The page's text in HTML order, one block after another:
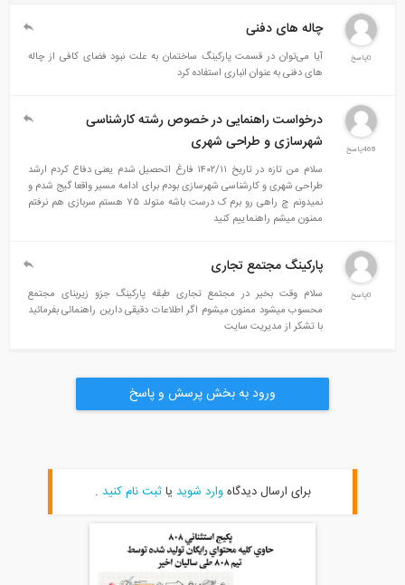
چاله های دفنی
آیا می‌توان در قسمت پارکینگ ساختمان به علت نبود فضای کافی از چاله
های دفنی به عنوان انباری استفاده کرد
468پاسخ
درخواست راهنمایی در خصوص رشته کارشناسی
شهرسازی و طراحی شهری
سلام من تازه در تاریخ ۱۴۰۲/۱۱ فارغ اتحصیل شدم یعنی دفاع کردم ارشد
طراحی شهری و کارشناسی شهرسازی بودم برای ادامه مسیر واقعا گیج شدم و
نمیدونم چ راهی رو برم ک درست باشه متولد ۷۵ هستم سربازی هم نرفتم
ممنون میشم راهنماییم کنید
پارکینگ مجتمع تجاری
سلام وقت بخیر در مجتمع تجاری طبقه پارکینگ جزو زیربنای مجتمع
محسوب میشود ممنون میشوم اگر اطلاعات دقیقی دارین راهنمائی بفرمائید
با تشکر از مدیریت سایت
ورود به بخش پرسش و پاسخ
برای ارسال دیدگاهوارد شویدیاثبت نام کنید.